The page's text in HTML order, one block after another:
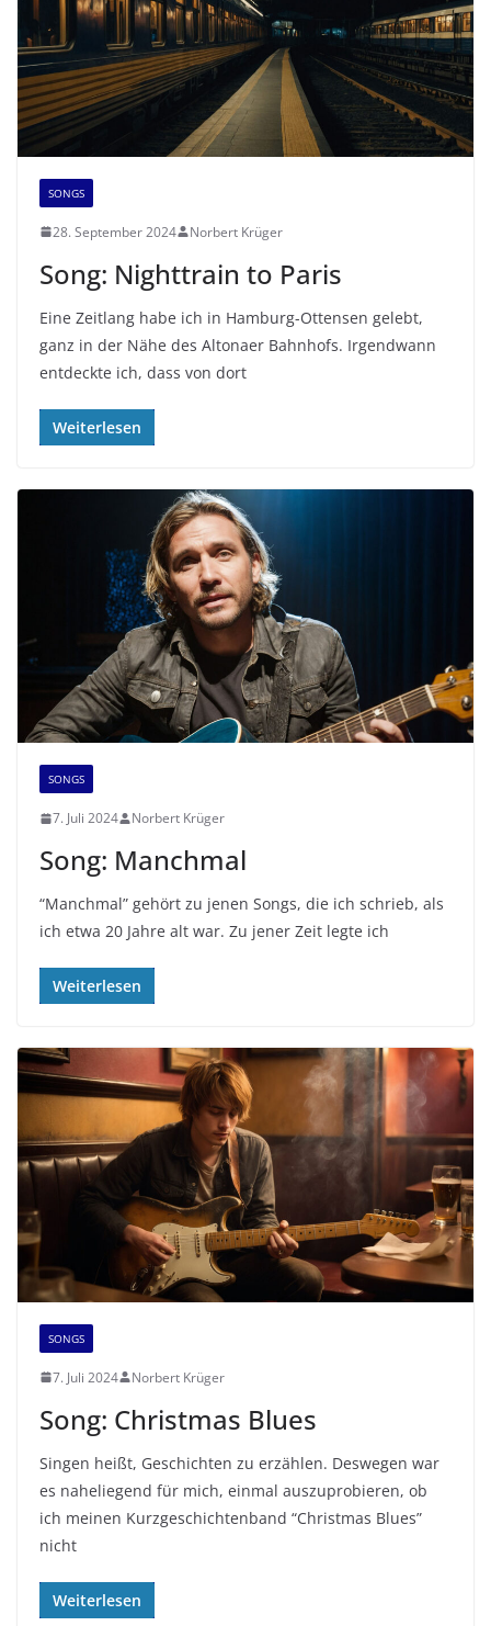
SONGS
28. September 2024 Norbert Krüger
Song: Nighttrain to Paris
Eine Zeitlang habe ich in Hamburg-Ottensen gelebt,
ganz in der Nähe des Altonaer Bahnhofs. Irgendwann
entdeckte ich, dass von dort
Weiterlesen
SONGS
7. Juli 2024 Norbert Krüger
Song: Manchmal
“Manchmal” gehört zu jenen Songs, die ich schrieb, als
ich etwa 20 Jahre alt war. Zu jener Zeit legte ich
Weiterlesen
SONGS
7. Juli 2024 Norbert Krüger
Song: Christmas Blues
Singen heißt, Geschichten zu erzählen. Deswegen war
es naheliegend für mich, einmal auszuprobieren, ob
ich meinen Kurzgeschichtenband “Christmas Blues”
nicht
Weiterlesen